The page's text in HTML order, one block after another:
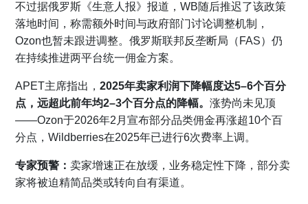
不过据俄罗斯《生意人报》报道，WB随后推迟了该政策
落地时间，称需额外时间与政府部门讨论调整机制，
Ozon也暂未跟进调整。俄罗斯联邦反垄断局（FAS）仍
在持续推进两平台统一佣金方案。
APET主席指出，2025年卖家利润下降幅度达5–6个百分
点，远超此前年均2–3个百分点的降幅。涨势尚未见顶
——Ozon于2026年2月宣布部分品类佣金再涨超10个百
分点，Wildberries在2025年已进行6次费率上调。
专家预警：卖家增速正在放缓，业务稳定性下降，部分卖
家将被迫精简品类或转向自有渠道。